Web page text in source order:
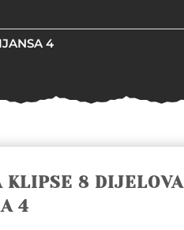
4
KLIPSE 8 DIJELOVA
4